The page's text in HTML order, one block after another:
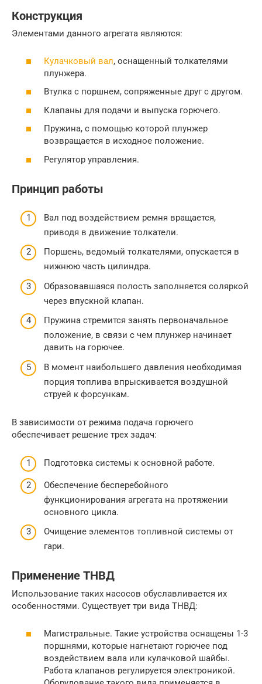
Конструкция
Элементами данного агрегата являются:
Кулачковый вал, оснащенный толкателями
плунжера.
Втулка с поршнем, сопряженные друг с другом.
Клапаны для подачи и выпуска горючего.
Пружина, с помощью которой плунжер
возвращается в исходное положение.
Регулятор управления.
Принцип работы
Вал под воздействием ремня вращается,
приводя в движение толкатели.
Поршень, ведомый толкателями, опускается в
нижнюю часть цилиндра.
Образовавшаяся полость заполняется соляркой
через впускной клапан.
Пружина стремится занять первоначальное
положение, в связи с чем плунжер начинает
давить на горючее.
В момент наибольшего давления необходимая
порция топлива впрыскивается воздушной
струей к форсункам.
В зависимости от режима подача горючего
обеспечивает решение трех задач:
Подготовка системы к основной работе.
Обеспечение бесперебойного
функционирования агрегата на протяжении
основного цикла.
Очищение элементов топливной системы от
гари.
Применение ТНВД
Использование таких насосов обуславливается их
особенностями. Существует три вида ТНВД:
Магистральные. Такие устройства оснащены 1-3
поршнями, которые нагнетают горючее под
воздействием вала или кулачковой шайбы.
Работа клапанов регулируется электроникой.